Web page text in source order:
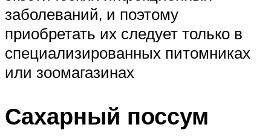
заболеваний, и поэтому
приобретать их следует только в
специализированных питомниках
или зоомагазинах
Сахарный поссум